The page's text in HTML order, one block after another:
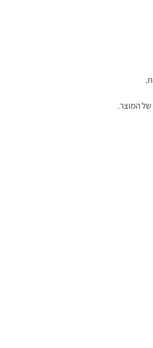
של המוצר.